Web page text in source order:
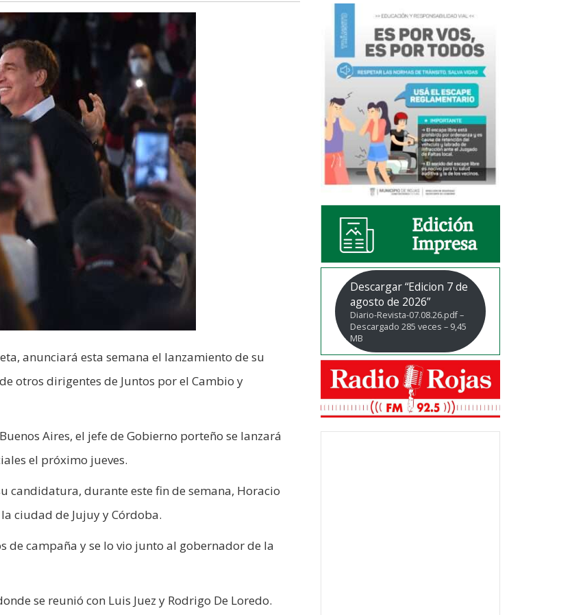
anunciará esta semana el lanzamiento de su
otros dirigentes de Juntos por el Cambio y
Aires, el jefe de Gobierno porteño se lanzará
el próximo jueves.
candidatura, durante este fin de semana, Horacio
ciudad de Jujuy y Córdoba.
de campaña y se lo vio junto al gobernador de la
se reunió con Luis Juez y Rodrigo De Loredo.
Descargar “Edicion 7 de
agosto de 2026”
Diario-Revista-07.08.26.pdf –
Descargado 285 veces – 9,45
MB